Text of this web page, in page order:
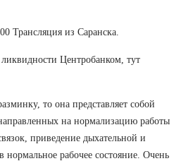
Трансляция из Саранска.
ликвидности Центробанком, тут
то она представляет собой
на нормализацию работы
приведение дыхательной и
нормальное рабочее состояние. Очень